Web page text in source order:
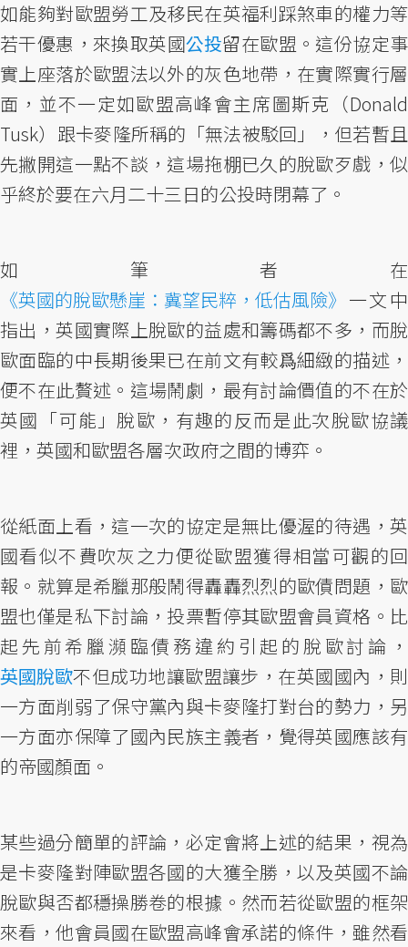
如能夠對歐盟勞工及移民在英福利踩煞車的權力等
若干優惠，來換取英國公投留在歐盟。這份協定事
實上座落於歐盟法以外的灰色地帶，在實際實行層
面，並不一定如歐盟高峰會主席圖斯克（Donald
Tusk）跟卡麥隆所稱的「無法被駁回」，但若暫且
先撇開這一點不談，這場拖棚已久的脫歐歹戲，似
乎終於要在六月二十三日的公投時閉幕了。
如筆者在
《英國的脫歐懸崖：冀望民粹，低估風險》 一文中
指出，英國實際上脫歐的益處和籌碼都不多，而脫
歐面臨的中長期後果已在前文有較爲細緻的描述，
便不在此贅述。這場鬧劇，最有討論價值的不在於
英國「可能」脫歐，有趣的反而是此次脫歐協議
裡，英國和歐盟各層次政府之間的博弈。
從紙面上看，這一次的協定是無比優渥的待遇，英
國看似不費吹灰之力便從歐盟獲得相當可觀的回
報。就算是希臘那般鬧得轟轟烈烈的歐債問題，歐
盟也僅是私下討論，投票暫停其歐盟會員資格。比
起先前希臘瀕臨債務違約引起的脫歐討論，
英國脫歐不但成功地讓歐盟讓步，在英國國內，則
一方面削弱了保守黨內與卡麥隆打對台的勢力，另
一方面亦保障了國內民族主義者，覺得英國應該有
的帝國顏面。
某些過分簡單的評論，必定會將上述的結果，視為
是卡麥隆對陣歐盟各國的大獲全勝，以及英國不論
脫歐與否都穩操勝卷的根據。然而若從歐盟的框架
來看，他會員國在歐盟高峰會承諾的條件，雖然看